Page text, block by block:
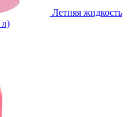
Летняя жидкость
л)